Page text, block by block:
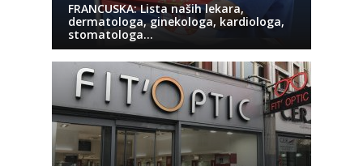
FRANCUSKA: Lista naših lekara,
dermatologa, ginekologa, kardiologa,
stomatologa…